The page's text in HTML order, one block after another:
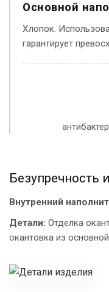
Основной
Хлопок.
гарантирует
Безупречность
Внутренний
Детали: Отделка
окантовка из